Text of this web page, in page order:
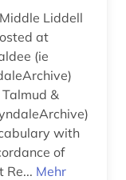
at
&
with
Re... Mehr